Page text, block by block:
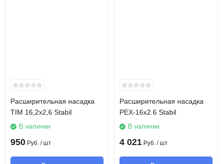
Расширительная насадка
TIM 16,2х2,6 Stabil
В наличии
950 Руб. / шт
Расширительная насадка
PEX-16х2.6 Stabil
В наличии
4 021 Руб. / шт